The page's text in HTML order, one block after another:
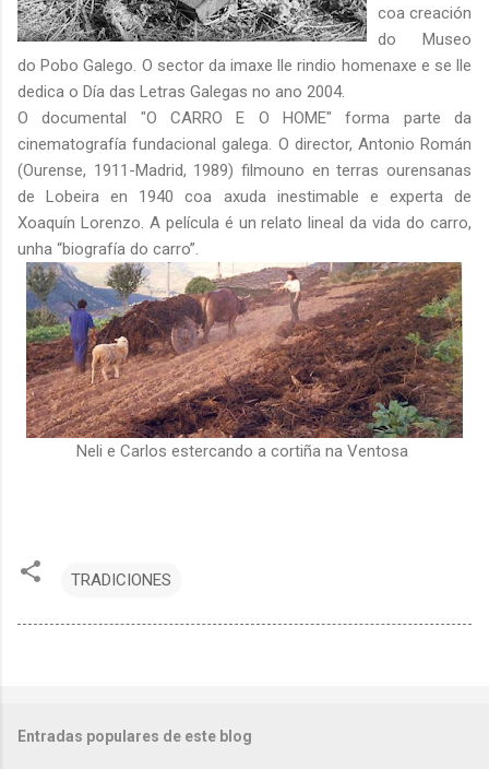
coa creación
do Museo
do Pobo Galego. O sector da imaxe lle rindio homenaxe e se lle
dedica o Día das Letras Galegas no ano 2004.
O documental "O CARRO E O HOME" forma parte da
cinematografía fundacional galega. O director, Antonio Román
(Ourense, 1911-Madrid, 1989) filmouno en terras ourensanas
de Lobeira en 1940 coa axuda inestimable e experta de
Xoaquín Lorenzo. A película é un relato lineal da vida do carro,
unha “biografía do carro”.
Neli e Carlos estercando a cortiña na Ventosa
TRADICIONES
Entradas populares de este blog